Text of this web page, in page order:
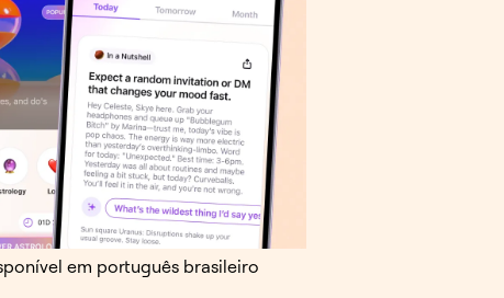
em português brasileiro